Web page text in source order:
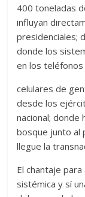
400 toneladas
influyan
presidenciales;
donde los
en los teléfonos
celulares de
desde los
nacional; donde
bosque junto al
llegue la
El chantaje
sistémica y sí